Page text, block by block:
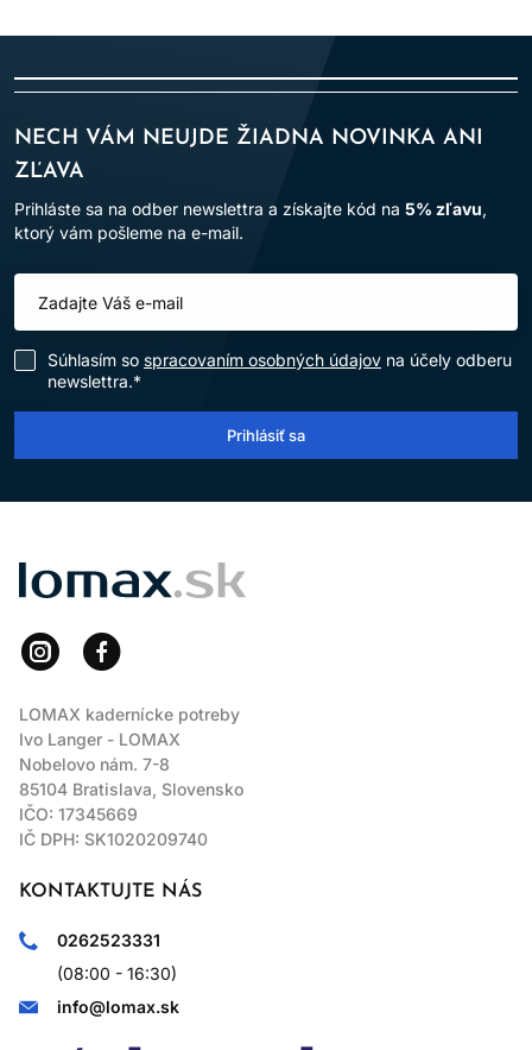
NECH VÁM NEUJDE ŽIADNA NOVINKA ANI
ZĽAVA
Prihláste sa na odber newslettra a získajte kód na 5% zľavu,
ktorý vám pošleme na e-mail.
Súhlasím so spracovaním osobných údajov na účely odberu
newslettra.*
Prihlásiť sa
LOMAX
LOMAX kadernícke potreby
Ivo Langer - LOMAX
Nobelovo nám. 7-8
85104 Bratislava, Slovensko
IČO: 17345669
IČ DPH: SK1020209740
KONTAKTUJTE NÁS
0262523331
(08:00 - 16:30)
info@lomax.sk